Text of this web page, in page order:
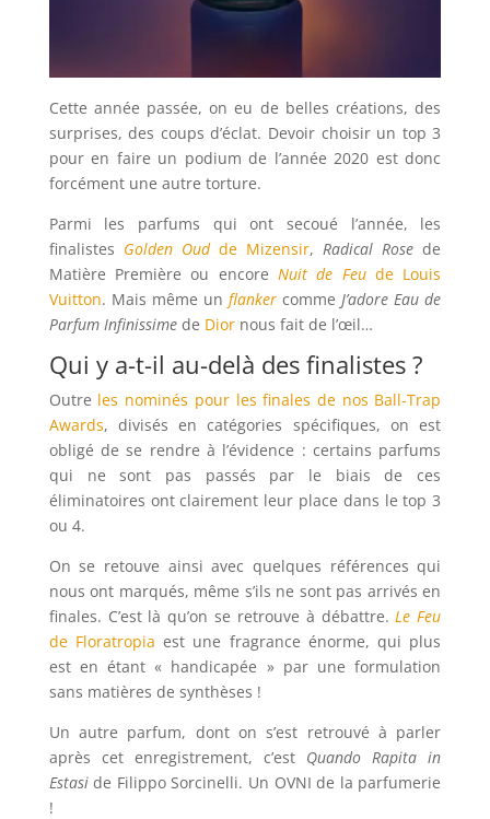
Cette année passée, on eu de belles créations, des
surprises, des coups d’éclat. Devoir choisir un top 3
pour en faire un podium de l’année 2020 est donc
forcément une autre torture.
Parmi les parfums qui ont secoué l’année, les
finalistes Golden Oudde Mizensir, Radical Rose de
Matière Première ou encore Nuit de Feude Louis
Vuitton. Mais même un flanker comme J’adore Eau de
Parfum Infinissimede Diornous fait de l’œil…
Qui y a-t-il au-delà des finalistes ?
Outre les nominés pour les finales de nos Ball-Trap
Awards, divisés en catégories spécifiques, on est
obligé de se rendre à l’évidence : certains parfums
qui ne sont pas passés par le biais de ces
éliminatoires ont clairement leur place dans le top 3
ou 4.
On se retouve ainsi avec quelques références qui
nous ont marqués, même s’ils ne sont pas arrivés en
finales. C’est là qu’on se retrouve à débattre. Le Feu
de Floratropia est une fragrance énorme, qui plus
est en étant « handicapée » par une formulation
sans matières de synthèses !
Un autre parfum, dont on s’est retrouvé à parler
après cet enregistrement, c’est Quando Rapita in
Estaside Filippo Sorcinelli. Un OVNI de la parfumerie
!